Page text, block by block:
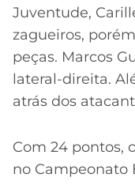
Juventude,
zagueiros,
peças. Marcos
lateral-direita.
atrás dos
Com 24 pontos,
no Campeonato